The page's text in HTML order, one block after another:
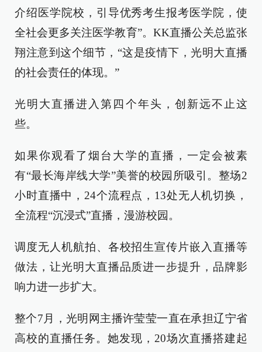
介绍医学院校，引导优秀考生报考医学院，使
全社会更多关注医学教育”。KK直播公关总监张
翔注意到这个细节，“这是疫情下，光明大直播
的社会责任的体现。”
光明大直播进入第四个年头，创新远不止这
些。
如果你观看了烟台大学的直播，一定会被素
有“最长海岸线大学”美誉的校园所吸引。整场2
小时直播中，24个流程点，13处无人机切换，
全流程“沉浸式”直播，漫游校园。
调度无人机航拍、各校招生宣传片嵌入直播等
做法，让光明大直播品质进一步提升，品牌影
响力进一步扩大。
整个7月，光明网主播许莹莹一直在承担辽宁省
高校的直播任务。她发现，20场次直播搭建起